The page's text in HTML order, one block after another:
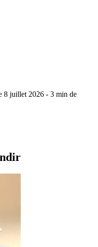
8 juillet 2026 - 3 min de